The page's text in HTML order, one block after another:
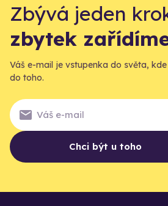
Zbývá jeden
zbytek
Váš e-mail je vstupenka do světa,
do toho.
Chci být u toho